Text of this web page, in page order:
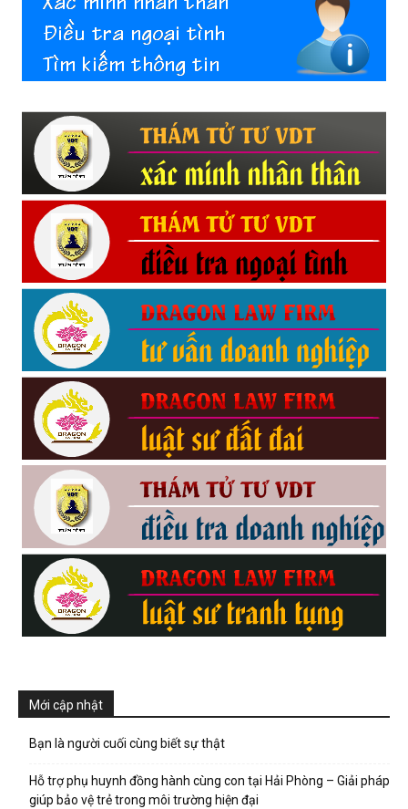
Mới cập nhật
Bạn là người cuối cùng biết sự thật
Hỗ trợ phụ huynh đồng hành cùng con tại Hải Phòng – Giải pháp
giúp bảo vệ trẻ trong môi trường hiện đại